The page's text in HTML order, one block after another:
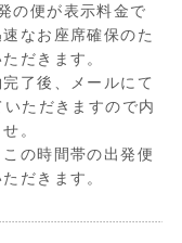
便が表示料金で
なお座席確保のた
だきます。
了後、メールにて
ただきますので内
。
の時間帯の出発便
だきます。